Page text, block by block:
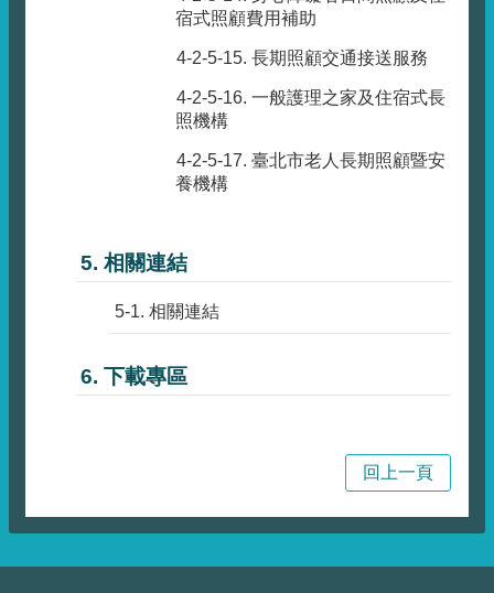
宿式照顧費用補助
4-2-5-15. 長期照顧交通接送服務
4-2-5-16. 一般護理之家及住宿式長
照機構
4-2-5-17. 臺北市老人長期照顧暨安
養機構
5. 相關連結
5-1. 相關連結
6. 下載專區
回上一頁